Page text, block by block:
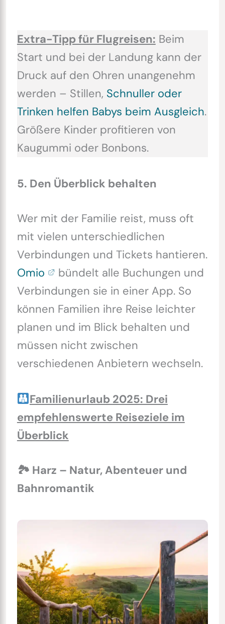
Extra-Tipp für Flugreisen: Beim
Start und bei der Landung kann der
Druck auf den Ohren unangenehm
werden – Stillen, Schnuller oder
Trinken helfen Babys beim Ausgleich.
Größere Kinder profitieren von
Kaugummi oder Bonbons.
5. Den Überblick behalten
Wer mit der Familie reist, muss oft
mit vielen unterschiedlichen
Verbindungen und Tickets hantieren.
Omio
bündelt alle Buchungen und
Verbindungen sie in einer App. So
können Familien ihre Reise leichter
planen und im Blick behalten und
müssen nicht zwischen
verschiedenen Anbietern wechseln.
Familienurlaub 2025: Drei
empfehlenswerte Reiseziele im
Überblick
🏞 Harz – Natur, Abenteuer und
Bahnromantik